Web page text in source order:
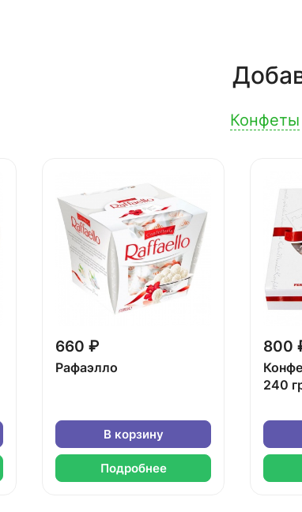
Конфеты
660 ₽
Рафаэлло
В корзину
Подробнее
800
240